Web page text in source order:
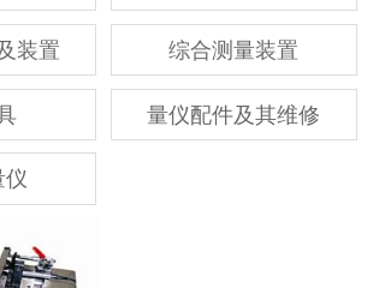
装置 综合测量装置
量仪配件及其维修
仪